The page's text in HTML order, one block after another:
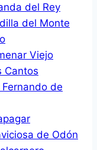
del Rey
del Monte
Viejo
Cantos
de
de Odón